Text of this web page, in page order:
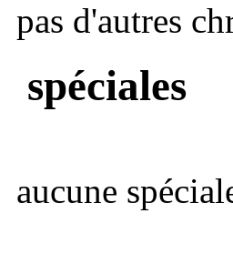
pas d'autres
spéciales
aucune